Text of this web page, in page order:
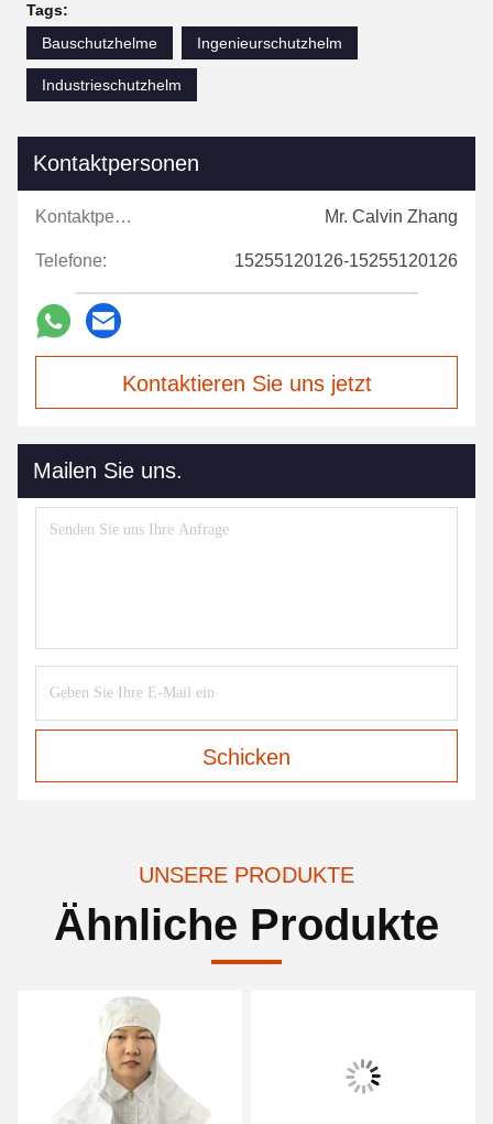
Tags:
Bauschutzhelme
Ingenieurschutzhelm
Industrieschutzhelm
Kontaktpersonen
Kontaktpersonen: Mr. Calvin Zhang
Telefone: 15255120126-15255120126
Kontaktieren Sie uns jetzt
Mailen Sie uns.
Schicken
UNSERE PRODUKTE
Ähnliche Produkte